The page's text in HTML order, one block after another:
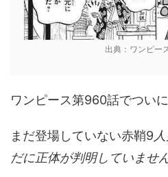
出典：ワンピー
ワンピース第960話でつい
まだ登場していない赤鞘9
だに正体が判明していません